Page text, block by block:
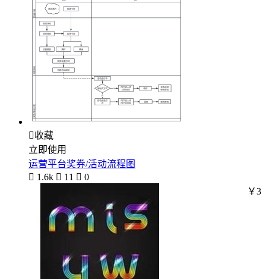
收藏
立即使用
运营平台奖券/活动流程图
 1.6k  11  0
￥3